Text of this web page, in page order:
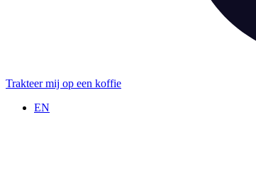
Trakteer mij op een koffie
EN